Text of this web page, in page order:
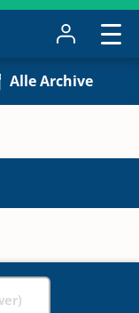
Alle Archive